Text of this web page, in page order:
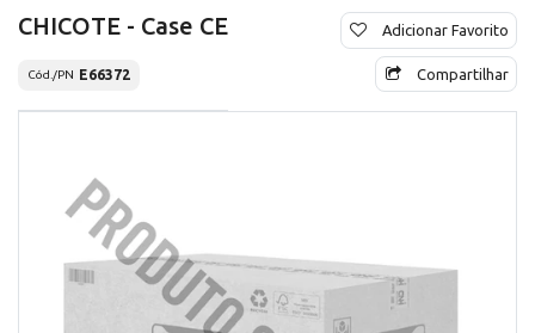
CHICOTE - Case CE
Cód./PN E66372
Adicionar Favorito
Compartilhar